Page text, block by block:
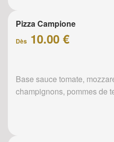
Pizza Campione
Dès 10.00 €
Base sauce tomate,
champignons, pommes de